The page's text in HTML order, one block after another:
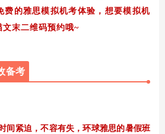
费的雅思模拟机考体验，想要模拟机
末二维码预约哦~
备考
间紧迫，不容有失，环球雅思的暑假班